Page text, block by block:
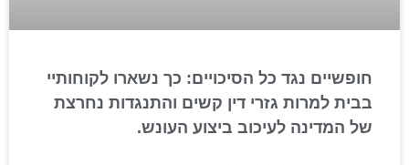
חופשיים נגד כל הסיכויים: כך נשארו לקוחותיי
בבית למרות גזרי דין קשים והתנגדות נחרצת
של המדינה לעיכוב ביצוע העונש.